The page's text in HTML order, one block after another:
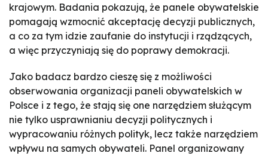
krajowym. Badania pokazują, że panele obywatelskie
pomagają wzmocnić akceptację decyzji publicznych,
a co za tym idzie zaufanie do instytucji i rządzących,
a więc przyczyniają się do poprawy demokracji.
Jako badacz bardzo cieszę się z możliwości
obserwowania organizacji paneli obywatelskich w
Polsce i z tego, że stają się one narzędziem służącym
nie tylko usprawnianiu decyzji politycznych i
wypracowaniu różnych polityk, lecz także narzędziem
wpływu na samych obywateli. Panel organizowany